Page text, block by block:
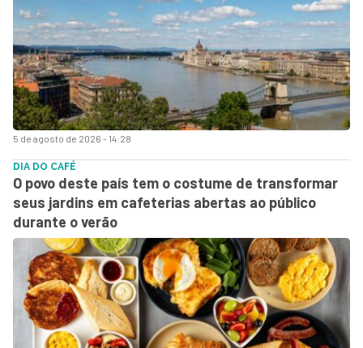
5 de agosto de 2026 - 14:28
DIA DO CAFÉ
O povo deste país tem o costume de transformar
seus jardins em cafeterias abertas ao público
durante o verão